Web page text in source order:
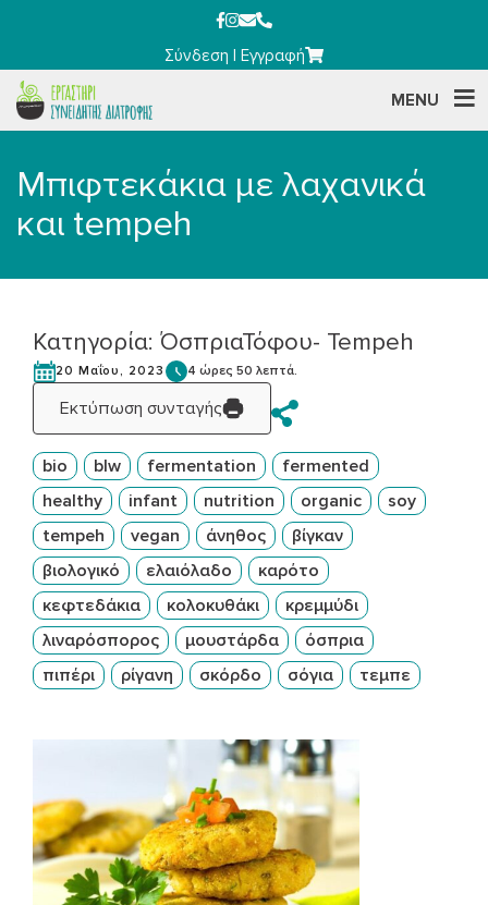
Σύνδεση |Εγγραφή
MENU
Μπιφτεκάκια με λαχανικά
και tempeh
Κατηγορία: ΌσπριαΤόφου- Tempeh
20 Μαΐου, 2023 4 ώρες 50 λεπτά.
Εκτύπωση συνταγής
bio blw fermentation
fermented
healthy
infant nutrition organic
soy
tempeh
vegan άνηθος
βίγκαν
βιολογικό
ελαιόλαδο
καρότο
κεφτεδάκια
κολοκυθάκι
κρεμμύδι
λιναρόσπορος
μουστάρδα
όσπρια
πιπέρι
ρίγανη σκόρδο σόγια τεμπε